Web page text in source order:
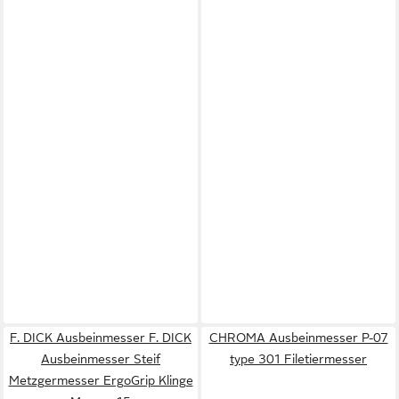
F. DICK Ausbeinmesser F. DICK
Ausbeinmesser Steif
Metzgermesser ErgoGrip Klinge
CHROMA Ausbeinmesser P-07
type 301 Filetiermesser